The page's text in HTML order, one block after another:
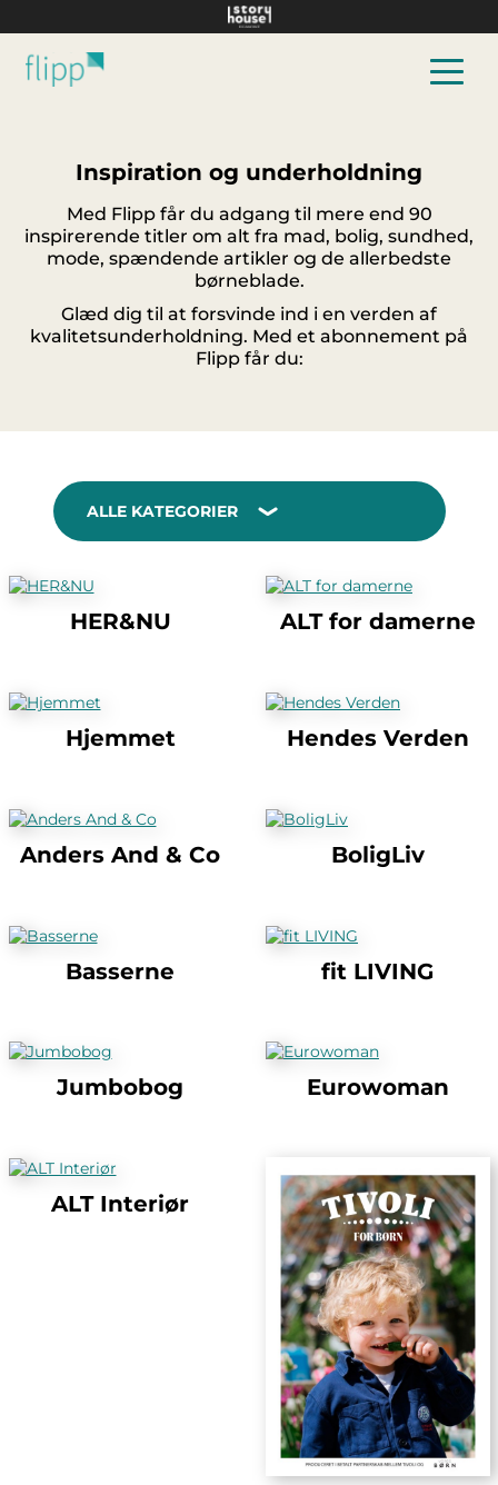
Inspiration og underholdning
Med Flipp får du adgang til mere end 90
inspirerende titler om alt fra mad, bolig, sundhed,
mode, spændende artikler og de allerbedste
børneblade.
Glæd dig til at forsvinde ind i en verden af
kvalitetsunderholdning. Med et abonnement på
Flipp får du:
ALLE KATEGORIER
HER&NU ALT for damerne
Hjemmet Hendes Verden
Anders And & Co BoligLiv
Basserne fit LIVING
Jumbobog Eurowoman
ALT Interiør